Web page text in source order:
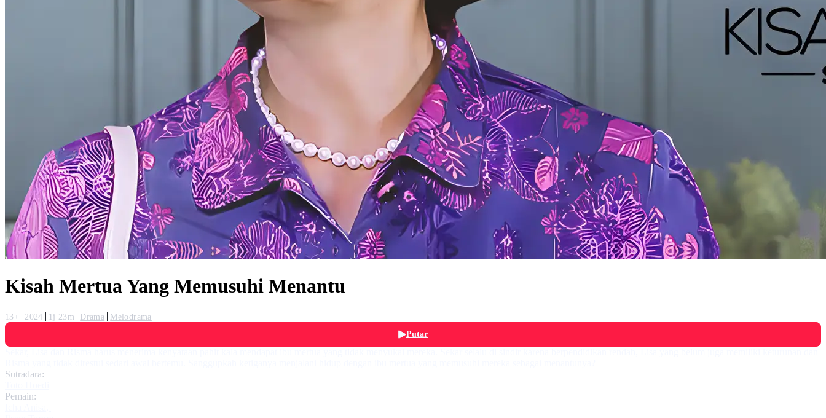
Kisah Mertua Yang Memusuhi Menantu
13+ 2024 1j 23m Drama
Melodrama
Putar
Sutradara:
Pemain: